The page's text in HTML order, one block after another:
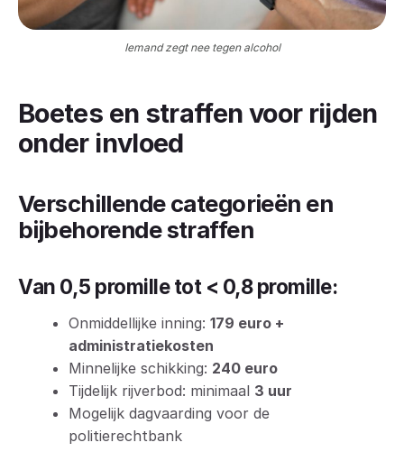
Iemand zegt nee tegen alcohol
Boetes en straffen voor rijden
onder invloed
Verschillende categorieën en
bijbehorende straffen
Van 0,5 promille tot < 0,8 promille:
Onmiddellijke inning: 179 euro +
administratiekosten
Minnelijke schikking: 240 euro
Tijdelijk rijverbod: minimaal 3 uur
Mogelijk dagvaarding voor de
politierechtbank